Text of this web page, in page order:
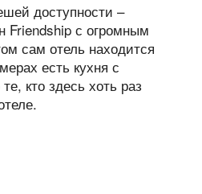
доступности –
Friendship с огромным
сам отель находится
есть кухня с
кто здесь хоть раз